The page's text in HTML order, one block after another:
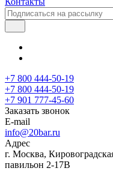
+7 800 444-50-19
+7 800 444-50-19
+7 901 777-45-60
Заказать звонок
E-mail
info@20bar.ru
Адрес
г. Москва,
павильон 2-17В